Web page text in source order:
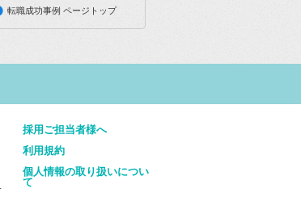
転職成功事例 ページトップ
採用ご担当者様へ
利用規約
個人情報の取り扱いについ
て